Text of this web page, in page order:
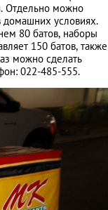
Отдельно можно
домашних условиях.
80 батов, наборы
150 батов, также
можно сделать
022-485-555.